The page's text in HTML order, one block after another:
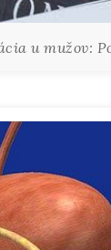
u mužov: